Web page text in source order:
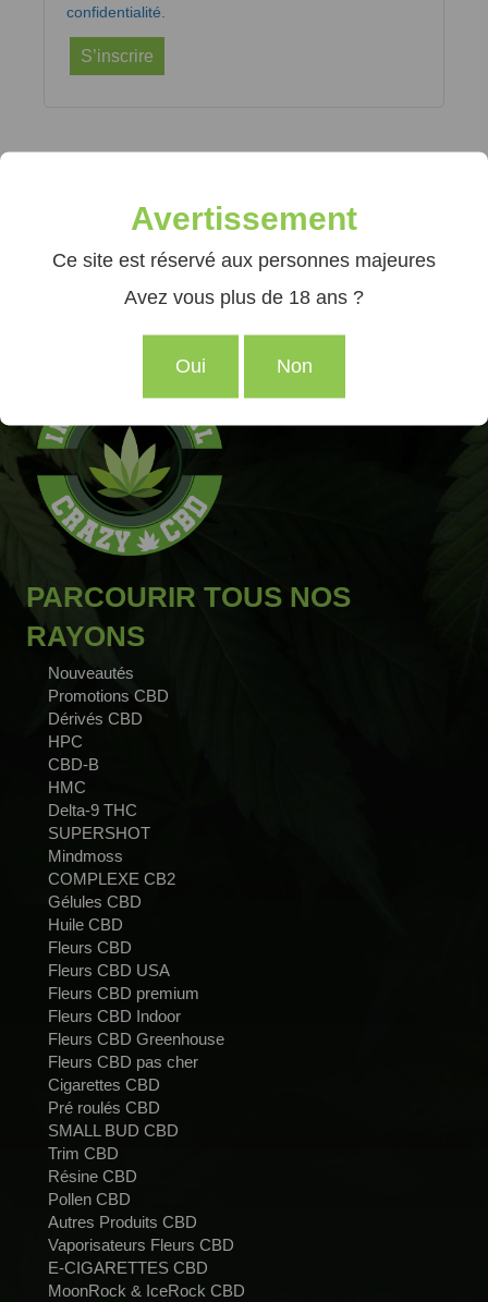
confidentialité
S’inscrire
NOUS CONTACTER
contact@crazy-cbd.com
PARCOURIR TOUS NOS
RAYONS
Nouveautés
Promotions CBD
Dérivés CBD
HPC
CBD-B
HMC
Delta-9 THC
SUPERSHOT
Mindmoss
COMPLEXE CB2
Gélules CBD
Huile CBD
Fleurs CBD
Fleurs CBD USA
Fleurs CBD premium
Fleurs CBD Indoor
Fleurs CBD Greenhouse
Fleurs CBD pas cher
Cigarettes CBD
Pré roulés CBD
SMALL BUD CBD
Trim CBD
Résine CBD
Pollen CBD
Autres Produits CBD
Vaporisateurs Fleurs CBD
E-CIGARETTES CBD
MoonRock & IceRock CBD
Avertissement
Ce site est réservé aux personnes majeures
Avez vous plus de 18 ans ?
Oui Non